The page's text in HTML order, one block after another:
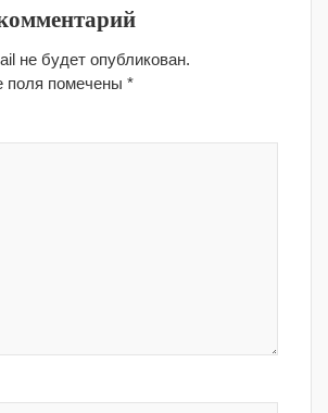
не будет опубликован.
поля помечены *